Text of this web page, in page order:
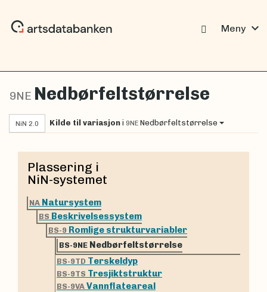
Meny expand_more
9NE Nedbørfeltstørrelse
NiN 2.0 Kilde til variasjon i 9NE Nedbørfeltstørrelse
Plassering i
NiN-systemet
NA Natursystem
BS Beskrivelsessystem
BS-9 Romlige strukturvariabler
BS-9NE Nedbørfeltstørrelse
BS-9TD Terskeldyp
BS-9TS Tresjiktstruktur
BS-9VA Vannflateareal